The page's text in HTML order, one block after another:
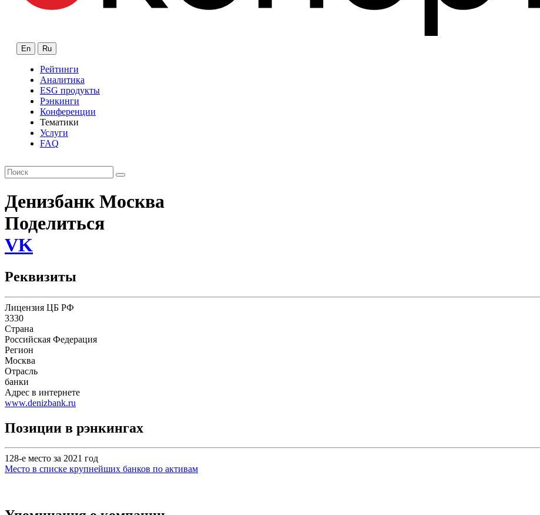
En Ru
Рейтинги
Аналитика
ESG продукты
Рэнкинги
Конференции
Тематики
Услуги
FAQ
Денизбанк Москва
Поделиться
VK
Реквизиты
Лицензия ЦБ РФ
3330
Страна
Российская Федерация
Регион
Москва
Отрасль
банки
Адрес в интернете
www.denizbank.ru
Позиции в рэнкингах
128-е место за 2021 год
Место в списке крупнейших банков по активам